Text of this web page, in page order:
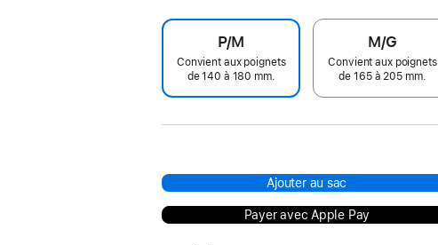
P/M
Convient aux poignets
de 140 à 180 mm.
M/G
Convient aux poignets
de 165 à 205 mm.
Ajouter au sac
Payer avec Apple Pay